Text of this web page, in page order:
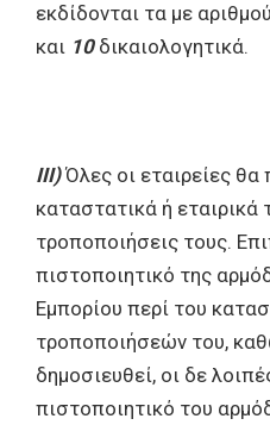
εκδίδονται τα με
και 10δικαιολογητικά.
ΙΙΙ)Όλες οι εταιρείες
καταστατικά ή εταιρικά
τροποποιήσεις τους.
πιστοποιητικό της
Εμπορίου περί του
τροποποιήσεών του,
δημοσιευθεί, οι δε
πιστοποιητικό του